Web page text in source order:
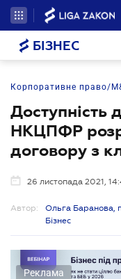
БІЗНЕС
Корпоративне право/
Доступність
НКЦПФР
договору з
26 листопада 2021,
Автор:
Ольга Баранова,
Бізнес
Реклама